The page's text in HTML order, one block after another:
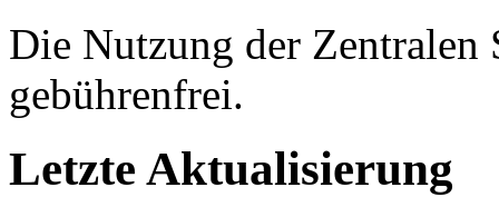
Die Nutzung der Zentralen
gebührenfrei.
Letzte Aktualisierung